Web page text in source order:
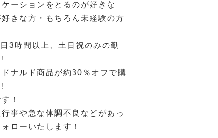
ケーションをとるのが好きな
きな方・もちろん未経験の方
3時間以上、土日祝のみの勤
ナルド商品が約30％オフで購
！
事や急な体調不良などがあっ
ローいたします！